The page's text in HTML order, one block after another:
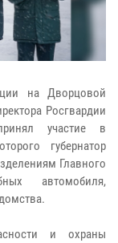
на Дворцовой
Росгвардии
участие в
губернатор
Главного
автомобиля,
и охраны